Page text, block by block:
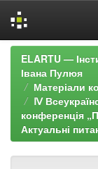
Skip
navigation
ELARTU —
Івана Пулюя
Матеріали
Ⅳ
конференція
Актуальні